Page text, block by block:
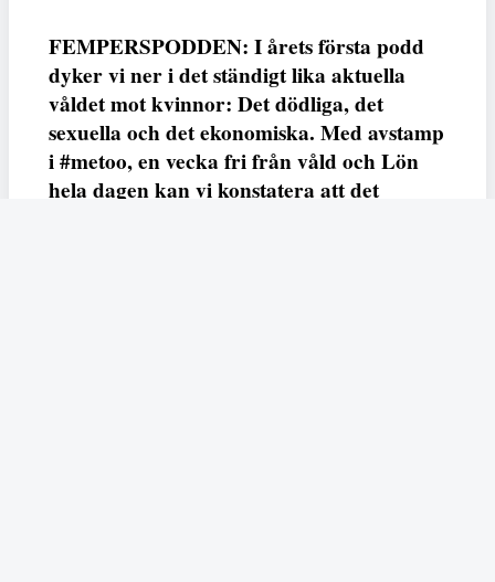
FEMPERSPODDEN: I årets första podd
dyker vi ner i det ständigt lika aktuella
våldet mot kvinnor: Det dödliga, det
sexuella och det ekonomiska. Med avstamp
i #metoo, en vecka fri från våld och Lön
hela dagen kan vi konstatera att det